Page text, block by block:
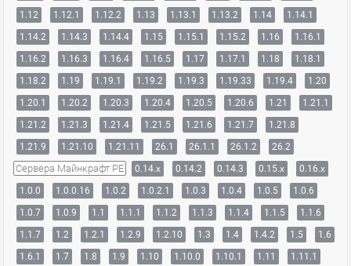
1.12
1.12.1 1.12.2 1.13 1.13.1 1.13.2 1.14
1.14.1
1.14.2
1.14.3 1.14.4 1.15 1.15.1 1.15.2 1.16
1.16.1
1.16.2
1.16.3 1.16.4 1.16.5 1.17 1.17.1 1.18
1.18.1
1.18.2
1.19 1.19.1 1.19.2 1.19.3 1.19.33 1.19.4
1.20
1.20.1
1.20.2 1.20.3 1.20.4 1.20.5 1.20.6 1.21
1.21.1
1.21.2
1.21.3 1.21.4 1.21.5 1.21.6 1.21.7
1.21.8
1.21.9
1.21.10 1.21.11 26.1 26.1.1 26.1.2 26.2
Сервера Майнкрафт PE 0.14.x 0.14.2 0.14.3 0.15.x
0.16.x
1.0.0
1.0.0.16 1.0.2 1.0.2.1 1.0.3 1.0.4 1.0.5
1.0.6
1.0.7
1.0.9 1.1 1.1.1 1.1.2 1.1.3 1.1.4 1.1.5
1.1.6
1.1.7
1.2 1.2.1 1.2.9 1.2.10 1.3 1.4 1.4.2 1.5
1.6
1.6.1
1.7 1.8 1.9 1.10 1.10.0 1.10.1 1.11
1.11.1